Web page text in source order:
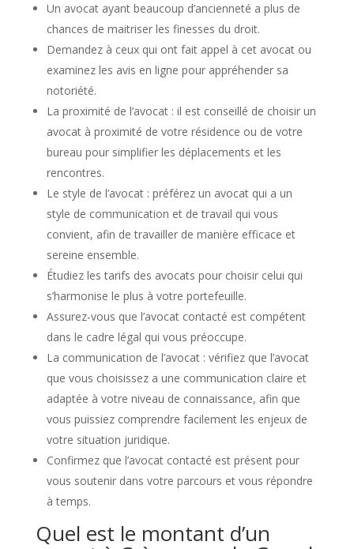
Un avocat ayant beaucoup d’ancienneté a plus de
chances de maitriser les finesses du droit.
Demandez à ceux qui ont fait appel à cet avocat ou
examinez les avis en ligne pour appréhender sa
notoriété.
La proximité de l’avocat : il est conseillé de choisir un
avocat à proximité de votre résidence ou de votre
bureau pour simplifier les déplacements et les
rencontres.
Le style de l’avocat : préférez un avocat qui a un
style de communication et de travail qui vous
convient, afin de travailler de manière efficace et
sereine ensemble.
Étudiez les tarifs des avocats pour choisir celui qui
s’harmonise le plus à votre portefeuille.
Assurez-vous que l’avocat contacté est compétent
dans le cadre légal qui vous préoccupe.
La communication de l’avocat : vérifiez que l’avocat
que vous choisissez a une communication claire et
adaptée à votre niveau de connaissance, afin que
vous puissiez comprendre facilement les enjeux de
votre situation juridique.
Confirmez que l’avocat contacté est présent pour
vous soutenir dans votre parcours et vous répondre
à temps.
Quel est le montant d’un